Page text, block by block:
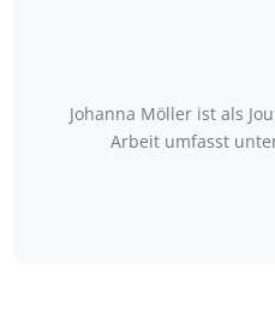
Johanna Möller ist als
Arbeit umfasst